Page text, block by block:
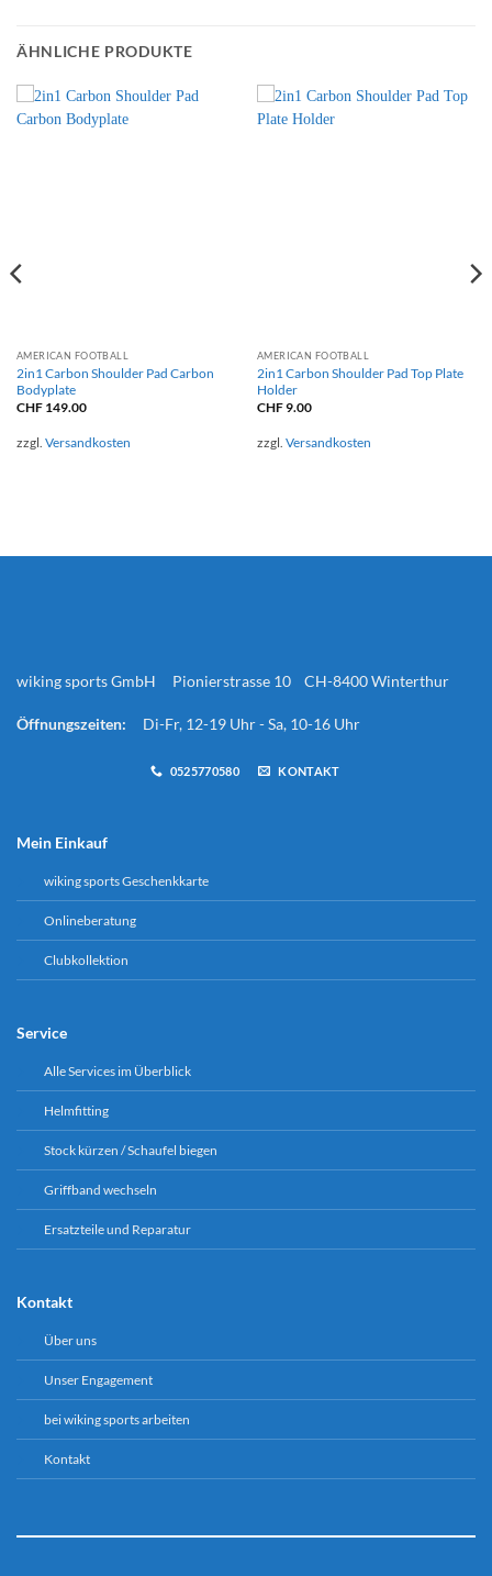
ÄHNLICHE PRODUKTE
AMERICAN FOOTBALL
2in1 Carbon Shoulder Pad Carbon
Bodyplate
CHF149.00
zzgl. Versandkosten
AMERICAN FOOTBALL
2in1 Carbon Shoulder Pad Top Plate
Holder
CHF9.00
zzgl. Versandkosten
wiking sports GmbH Pionierstrasse 10 CH-8400 Winterthur
Öffnungszeiten: Di-Fr, 12-19 Uhr - Sa, 10-16 Uhr
0525770580 KONTAKT
Mein Einkauf
wiking sports Geschenkkarte
Onlineberatung
Clubkollektion
Service
Alle Services im Überblick
Helmfitting
Stock kürzen / Schaufel biegen
Griffband wechseln
Ersatzteile und Reparatur
Kontakt
Über uns
Unser Engagement
bei wiking sports arbeiten
Kontakt